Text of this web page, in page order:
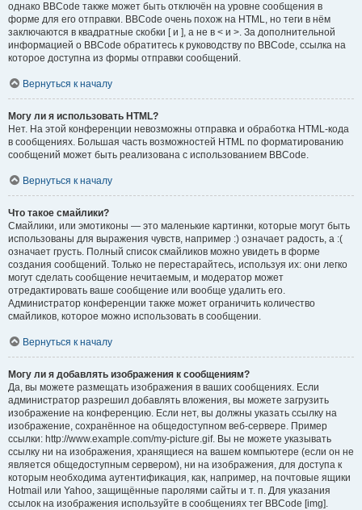
однако BBCode также может быть отключён на уровне сообщения в
форме для его отправки. BBCode очень похож на HTML, но теги в нём
заключаются в квадратные скобки [ и ], а не в < и >. За дополнительной
информацией о BBCode обратитесь к руководству по BBCode, ссылка на
которое доступна из формы отправки сообщений.
Вернуться к началу
Могу ли я использовать HTML?
Нет. На этой конференции невозможны отправка и обработка HTML-кода
в сообщениях. Большая часть возможностей HTML по форматированию
сообщений может быть реализована с использованием BBCode.
Вернуться к началу
Что такое смайлики?
Смайлики, или эмотиконы — это маленькие картинки, которые могут быть
использованы для выражения чувств, например :) означает радость, а :(
означает грусть. Полный список смайликов можно увидеть в форме
создания сообщений. Только не перестарайтесь, используя их: они легко
могут сделать сообщение нечитаемым, и модератор может
отредактировать ваше сообщение или вообще удалить его.
Администратор конференции также может ограничить количество
смайликов, которое можно использовать в сообщении.
Вернуться к началу
Могу ли я добавлять изображения к сообщениям?
Да, вы можете размещать изображения в ваших сообщениях. Если
администратор разрешил добавлять вложения, вы можете загрузить
изображение на конференцию. Если нет, вы должны указать ссылку на
изображение, сохранённое на общедоступном веб-сервере. Пример
ссылки: http://www.example.com/my-picture.gif. Вы не можете указывать
ссылку ни на изображения, хранящиеся на вашем компьютере (если он не
является общедоступным сервером), ни на изображения, для доступа к
которым необходима аутентификация, как, например, на почтовые ящики
Hotmail или Yahoo, защищённые паролями сайты и т. п. Для указания
ссылок на изображения используйте в сообщениях тег BBCode [img].